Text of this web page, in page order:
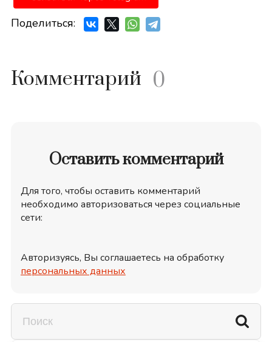
Поделиться:
Комментарий 0
Оставить комментарий
Для того, чтобы оставить комментарий
необходимо авторизоваться через социальные
сети:
Авторизуясь, Вы соглашаетесь на обработку
персональных данных